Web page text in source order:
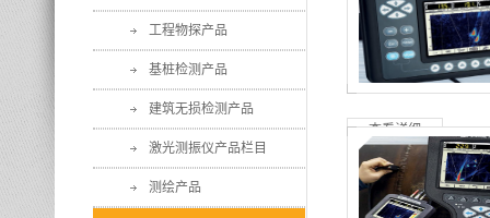
工程物探产品
基桩检测产品
建筑无损检测产品
激光测振仪产品栏目
测绘产品
查看详细